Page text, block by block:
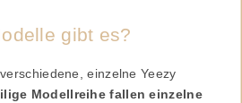
gibt es?
einzelne Yeezy
Modellreihe fallen einzelne